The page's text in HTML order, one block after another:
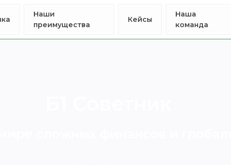
Наши
преимущества
Кейсы
Наша
команда